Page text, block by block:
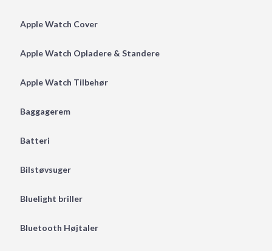
Apple Watch Cover
Apple Watch Opladere & Standere
Apple Watch Tilbehør
Baggagerem
Batteri
Bilstøvsuger
Bluelight briller
Bluetooth Højtaler